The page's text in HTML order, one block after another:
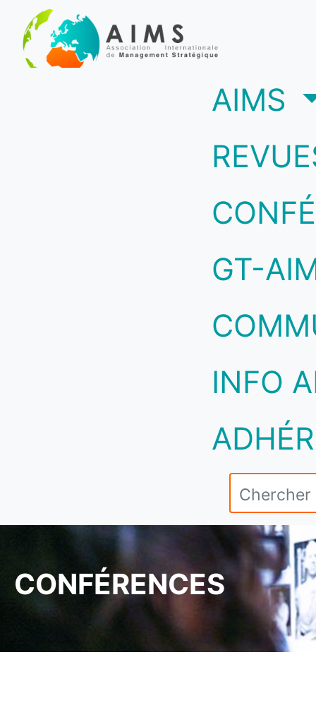
AIMS
GT-
INFO
CONFÉRENCES